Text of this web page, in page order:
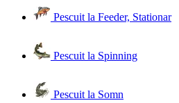
Pescuit la Feeder, Stationar
Pescuit la Spinning
Pescuit la Somn